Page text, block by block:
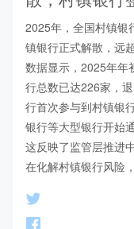
2025年，全国村镇银
镇银行正式解散，远
数据显示，2025年年
行总数已达226家，
行首次参与到村镇银
银行等大型银行开始
这反映了监管层推进
在化解村镇银行风险